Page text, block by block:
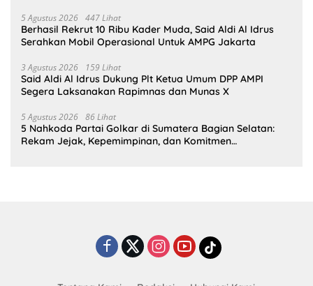
5 Agustus 2026 447 Lihat
Berhasil Rekrut 10 Ribu Kader Muda, Said Aldi Al Idrus
Serahkan Mobil Operasional Untuk AMPG Jakarta
3 Agustus 2026 159 Lihat
Said Aldi Al Idrus Dukung Plt Ketua Umum DPP AMPI
Segera Laksanakan Rapimnas dan Munas X
5 Agustus 2026 86 Lihat
5 Nahkoda Partai Golkar di Sumatera Bagian Selatan:
Rekam Jejak, Kepemimpinan, dan Komitmen